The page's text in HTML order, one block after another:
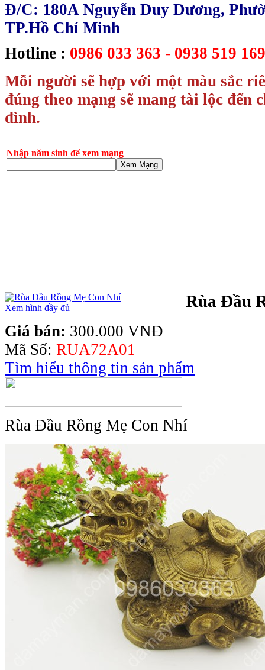
Đ/C: 180A Nguyễn Duy Dương,
TP.Hồ Chí Minh
Hotline : 0986 033 363 - 0938 519
Mỗi người sẽ hợp với một màu sắc
đúng theo mạng sẽ mang tài lộc đến
đình.
Nhập năm sinh để xem mạng
Xem Mạng
Xem hình đầy đủ Rùa Đầu
Giá bán: 300.000 VNĐ
Mã Số: RUA72A01
Tìm hiểu thông tin sản phẩm
Rùa Đầu Rồng Mẹ Con Nhí